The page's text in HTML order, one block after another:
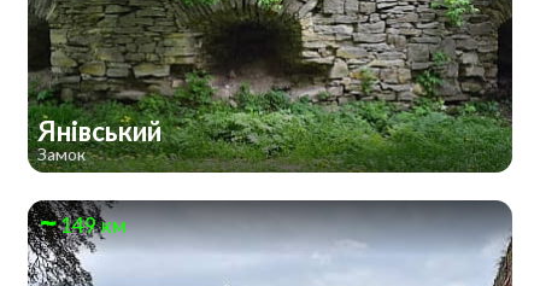
Янівський
Замок
149 км